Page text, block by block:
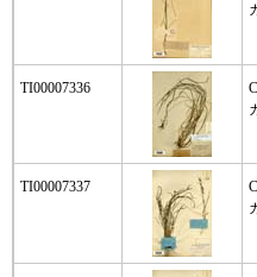
TI00007336
TI00007337